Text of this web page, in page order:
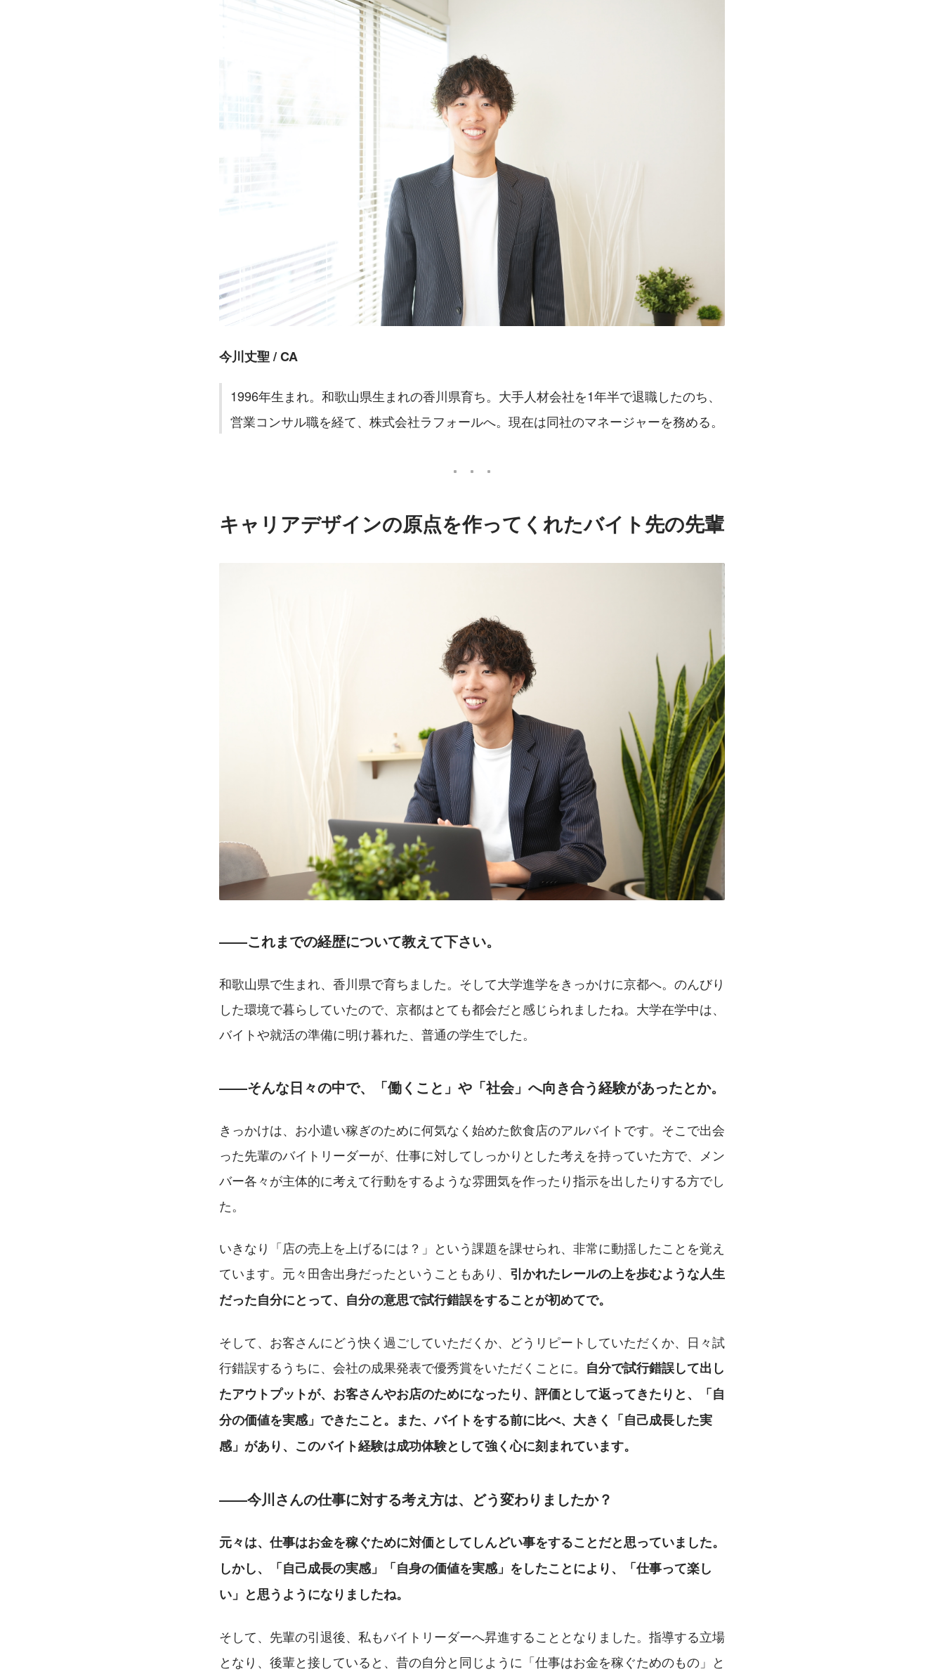
今川丈聖 / CA
1996年生まれ。和歌山県生まれの香川県育ち。大手人材会社を1年半で退職したのち、
営業コンサル職を経て、株式会社ラフォールへ。現在は同社のマネージャーを務める。
キャリアデザインの原点を作ってくれたバイト先の先輩
――これまでの経歴について教えて下さい。
和歌山県で生まれ、香川県で育ちました。そして大学進学をきっかけに京都へ。のんびり
した環境で暮らしていたので、京都はとても都会だと感じられましたね。大学在学中は、
バイトや就活の準備に明け暮れた、普通の学生でした。
――そんな日々の中で、「働くこと」や「社会」へ向き合う経験があったとか。
きっかけは、お小遣い稼ぎのために何気なく始めた飲食店のアルバイトです。そこで出会
った先輩のバイトリーダーが、仕事に対してしっかりとした考えを持っていた方で、メン
バー各々が主体的に考えて行動をするような雰囲気を作ったり指示を出したりする方でし
た。
いきなり「店の売上を上げるには？」という課題を課せられ、非常に動揺したことを覚え
ています。元々田舎出身だったということもあり、 引かれたレールの上を歩むような人生
だった自分にとって、自分の意思で試行錯誤をすることが初めてで。
そして、お客さんにどう快く過ごしていただくか、どうリピートしていただくか、日々試
行錯誤するうちに、会社の成果発表で優秀賞をいただくことに。 自分で試行錯誤して出し
たアウトプットが、お客さんやお店のためになったり、評価として返ってきたりと、「自
分の価値を実感」できたこと。また、バイトをする前に比べ、大きく「自己成長した実
感」があり、このバイト経験は成功体験として強く心に刻まれています。
――今川さんの仕事に対する考え方は、どう変わりましたか？
元々は、仕事はお金を稼ぐために対価としてしんどい事をすることだと思っていました。
しかし、「自己成長の実感」「自身の価値を実感」をしたことにより、「仕事って楽し
い」と思うようになりましたね。
そして、先輩の引退後、私もバイトリーダーへ昇進することとなりました。指導する立場
となり、後輩と接していると、昔の自分と同じように「仕事はお金を稼ぐためのもの」と